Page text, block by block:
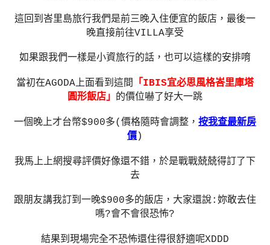
這回到峇里島旅行我們是前三晚入住便宜的飯店，最後一
晚直接前往VILLA享受
如果跟我們一樣是小資旅行的話，也可以這樣的安排唷
當初在AGODA上面看到這間
「IBIS宜必思風格峇里庫塔
圓形飯店」
的價位嚇了好大一跳
一個晚上才台幣$900多(價格隨時會調整， 按我查最新房
價)
我馬上上網搜尋評價好像還不錯，於是戰戰兢兢得訂了下
去
跟朋友講我訂到一晚$900多的飯店，大家還說:妳敢去住
嗎?會不會很恐怖?
結果到現場完全不恐怖還住得很舒適呢XDDD